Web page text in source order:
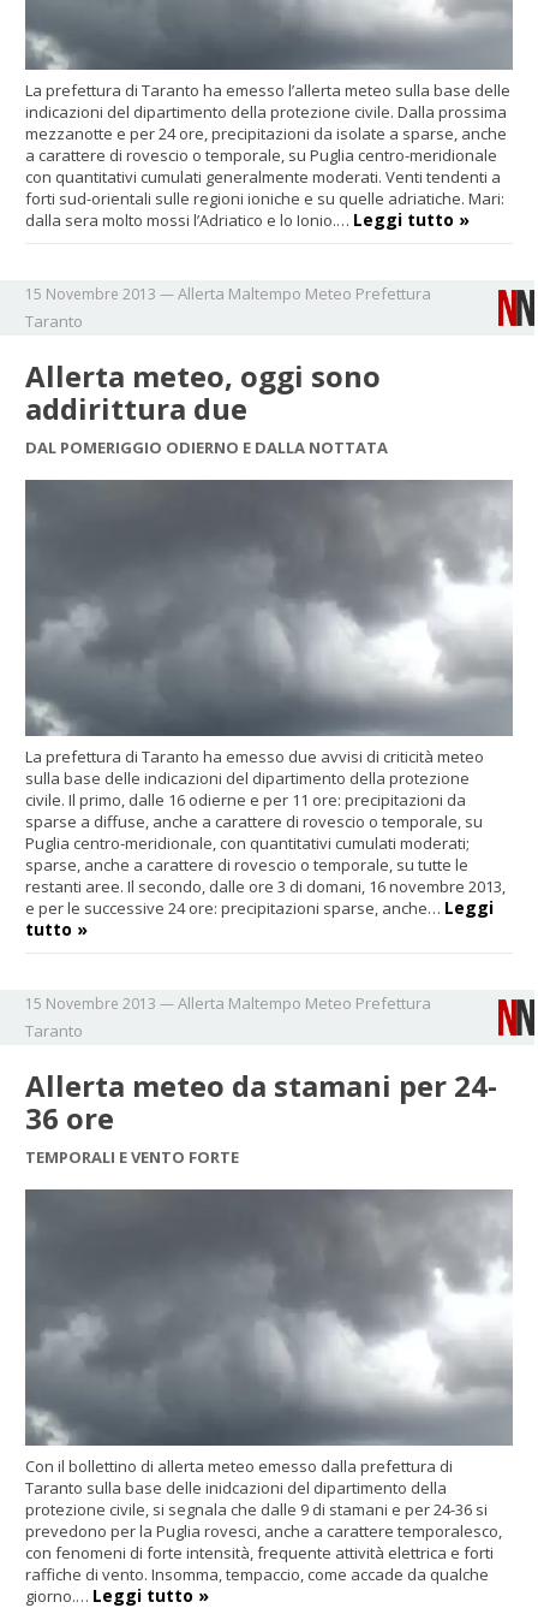
La prefettura di Taranto ha emesso l’allerta meteo sulla base delle
indicazioni del dipartimento della protezione civile. Dalla prossima
mezzanotte e per 24 ore, precipitazioni da isolate a sparse, anche
a carattere di rovescio o temporale, su Puglia centro-meridionale
con quantitativi cumulati generalmente moderati. Venti tendenti a
forti sud-orientali sulle regioni ioniche e su quelle adriatiche. Mari:
dalla sera molto mossi l’Adriatico e lo Ionio.… Leggi tutto »
15 Novembre 2013 —Allerta Maltempo Meteo Prefettura
Taranto
Allerta meteo, oggi sono
addirittura due
DAL POMERIGGIO ODIERNO E DALLA NOTTATA
La prefettura di Taranto ha emesso due avvisi di criticità meteo
sulla base delle indicazioni del dipartimento della protezione
civile. Il primo, dalle 16 odierne e per 11 ore: precipitazioni da
sparse a diffuse, anche a carattere di rovescio o temporale, su
Puglia centro-meridionale, con quantitativi cumulati moderati;
sparse, anche a carattere di rovescio o temporale, su tutte le
restanti aree. Il secondo, dalle ore 3 di domani, 16 novembre 2013,
e per le successive 24 ore: precipitazioni sparse, anche… Leggi
tutto »
15 Novembre 2013 —Allerta Maltempo Meteo Prefettura
Taranto
Allerta meteo da stamani per 24-
36 ore
TEMPORALI E VENTO FORTE
Con il bollettino di allerta meteo emesso dalla prefettura di
Taranto sulla base delle inidcazioni del dipartimento della
protezione civile, si segnala che dalle 9 di stamani e per 24-36 si
prevedono per la Puglia rovesci, anche a carattere temporalesco,
con fenomeni di forte intensità, frequente attività elettrica e forti
raffiche di vento. Insomma, tempaccio, come accade da qualche
giorno.… Leggi tutto »